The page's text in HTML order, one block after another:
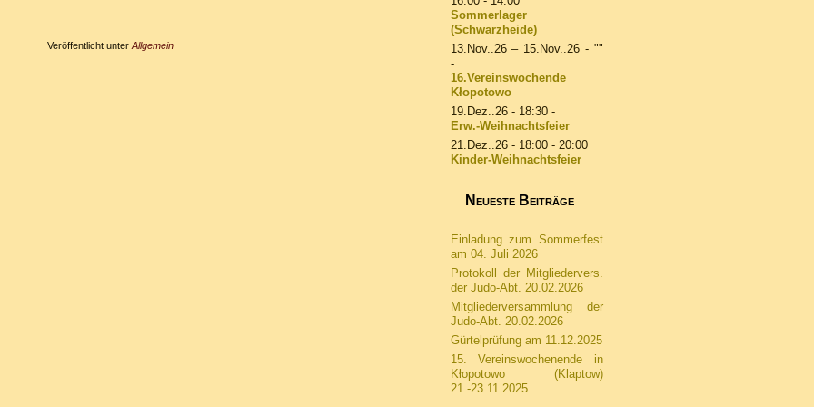
Veröffentlicht unter Allgemein
Sommerlager
(Schwarzheide)
13.Nov..26 – 15.Nov..26 - ""
-
16.Vereinswochende
Kłopotowo
19.Dez..26- 18:30 -
Erw.-Weihnachtsfeier
21.Dez..26- 18:00 - 20:00
Kinder-Weihnachtsfeier
Neueste Beiträge
Einladung zum Sommerfest
am 04. Juli 2026
Protokoll der Mitgliedervers.
der Judo-Abt. 20.02.2026
Mitgliederversammlung der
Judo-Abt. 20.02.2026
Gürtelprüfung am 11.12.2025
15. Vereinswochenende in
Kłopotowo (Klaptow)
21.-23.11.2025